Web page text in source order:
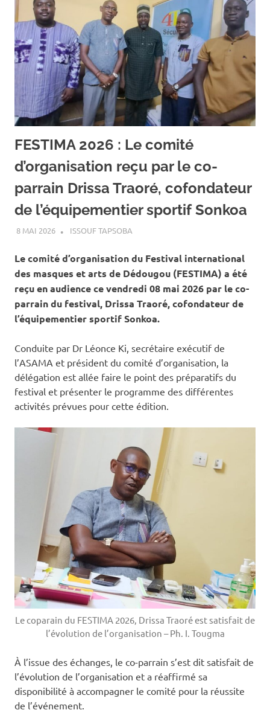
FESTIMA 2026 : Le comité
d’organisation reçu par le co-
parrain Drissa Traoré, cofondateur
de l’équipementier sportif Sonkoa
8 MAI 2026 ISSOUF TAPSOBA
Le comité d’organisation du Festival international
des masques et arts de Dédougou (FESTIMA) a été
reçu en audience ce vendredi 08 mai 2026 par le co-
parrain du festival, Drissa Traoré, cofondateur de
l’équipementier sportif Sonkoa.
Conduite par Dr Léonce Ki, secrétaire exécutif de
l’ASAMA et président du comité d’organisation, la
délégation est allée faire le point des préparatifs du
festival et présenter le programme des différentes
activités prévues pour cette édition.
Le coparain du FESTIMA 2026, Drissa Traoré est satisfait de
l’évolution de l’organisation – Ph. I. Tougma
À l’issue des échanges, le co-parrain s’est dit satisfait de
l’évolution de l’organisation et a réaffirmé sa
disponibilité à accompagner le comité pour la réussite
de l’événement.